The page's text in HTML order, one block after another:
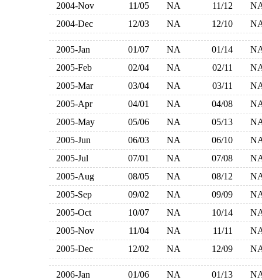
2004-Nov
11/05 NA 11/12
2004-Dec
12/03 NA 12/10
2005-Jan 01/07 NA 01/14
2005-Feb
02/04 NA 02/11
2005-Mar
03/04 NA 03/11
2005-Apr
04/01 NA 04/08
2005-May
05/06 NA 05/13
2005-Jun
06/03 NA 06/10
2005-Jul
07/01 NA 07/08
2005-Aug
08/05 NA 08/12
2005-Sep
09/02 NA 09/09
2005-Oct
10/07 NA 10/14
2005-Nov
11/04 NA 11/11
2005-Dec
12/02 NA 12/09
2006-Jan 01/06 NA 01/13